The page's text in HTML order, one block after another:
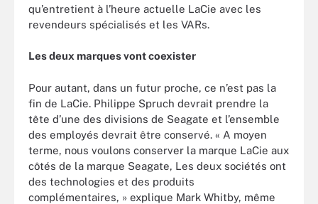
qu’entretient à l’heure actuelle LaCie avec les
revendeurs spécialisés et les VARs.
Les deux marques vont coexister
Pour autant, dans un futur proche, ce n’est pas la
fin de LaCie. Philippe Spruch devrait prendre la
tête d’une des divisions de Seagate et l’ensemble
des employés devrait être conservé. « A moyen
terme, nous voulons conserver la marque LaCie aux
côtés de la marque Seagate, Les deux sociétés ont
des technologies et des produits
complémentaires, » explique Mark Whitby, même